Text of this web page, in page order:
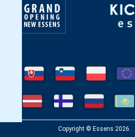
Copyright © Essens 2026.